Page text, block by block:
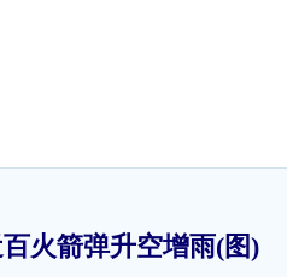
火箭弹升空增雨(图)